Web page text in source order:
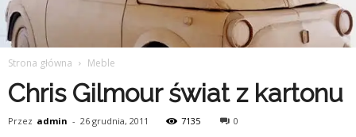
Strona główna Meble
Chris Gilmour świat z kartonu
Przez admin - 26 grudnia, 2011 7135 0